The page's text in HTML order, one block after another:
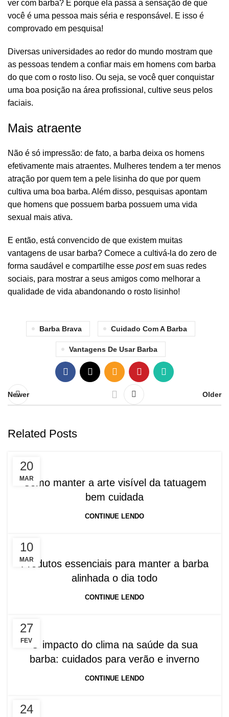
ver com barba? É porque ela passa a sensação de que
você é uma pessoa mais séria e responsável . E isso é
comprovado em pesquisa!
Diversas universidades ao redor do mundo mostram que
as pessoas tendem a confiar mais em homens com barba
do que com o rosto liso. Ou seja, se você quer conquistar
uma boa posição na área profissional, cultive seus pelos
faciais.
Mais atraente
Não é só impressão: de fato, a barba deixa os homens
efetivamente mais atraentes. Mulheres tendem a ter menos
atração por quem tem a pele lisinha do que por quem
cultiva uma boa barba. Além disso, pesquisas apontam
que homens que possuem barba possuem uma vida
sexual mais ativa.
E então, está convencido de que existem muitas
vantagens de usar barba? Comece a cultivá-la do zero de
forma saudável e compartilhe esse postem suas redes
sociais, para mostrar a seus amigos como melhorar a
qualidade de vida abandonando o rosto lisinho!
Barba Brava Cuidado Com A Barba
Vantagens De Usar Barba
Newer Older
Related Posts
20
MAR
Como manter a arte visível da tatuagem
bem cuidada
CONTINUE LENDO
10
MAR
Produtos essenciais para manter a barba
alinhada o dia todo
CONTINUE LENDO
27
FEV
O impacto do clima na saúde da sua
barba: cuidados para verão e inverno
CONTINUE LENDO
24